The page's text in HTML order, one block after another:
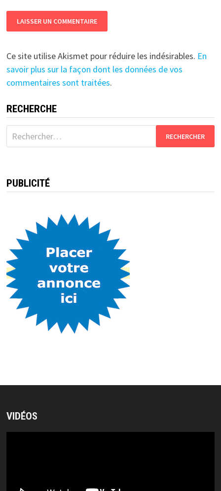
Ce site utilise Akismet pour réduire les indésirables. En
savoir plus sur la façon dont les données de vos
commentaires sont traitées.
RECHERCHE
Rechercher :
PUBLICITÉ
VIDÉOS